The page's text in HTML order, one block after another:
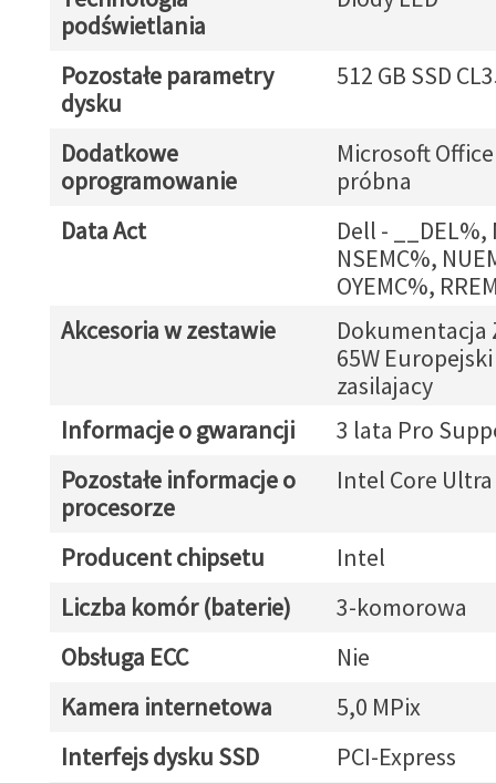
podświetlania
Pozostałe parametry
dysku
512 GB SSD
Dodatkowe
oprogramowanie
Microsoft
próbna
Data Act
Dell - __DEL%,
NSEMC%,
OYEMC%,
Akcesoria w zestawie
Dokumentacja
65W
zasilajacy
Informacje o gwarancji
3 lata Pro
Pozostałe informacje o
procesorze
Intel Core Ultra
Producent chipsetu
Intel
Liczba komór (baterie)
3-komorowa
Obsługa ECC
Nie
Kamera internetowa
5,0 MPix
Interfejs dysku SSD
PCI-Express